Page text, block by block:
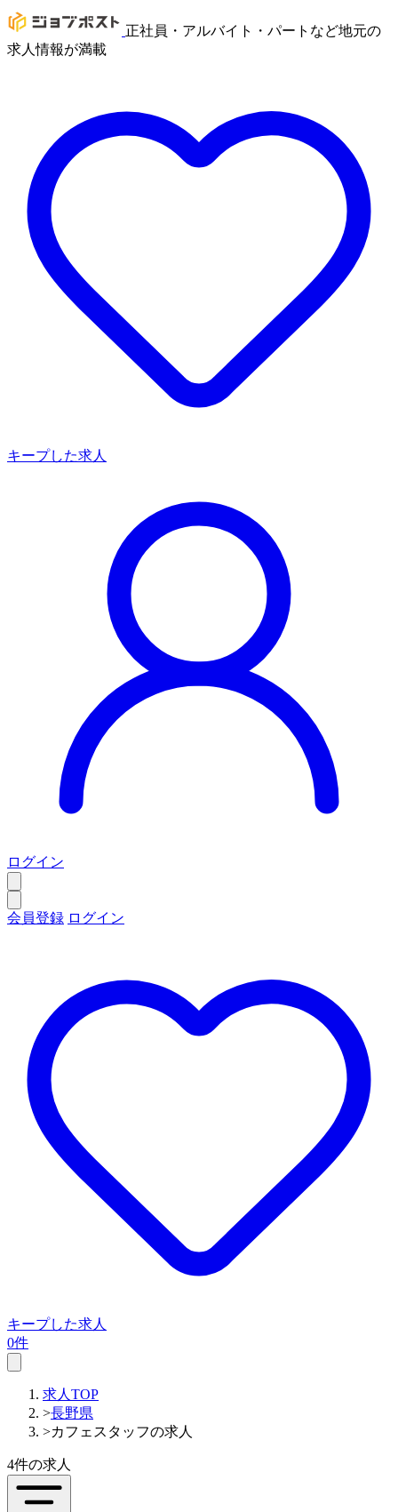
正社員・アルバイト・パートなど地元の
求人情報が満載
キープした求人
ログイン
会員登録 ログイン
キープした求人
0件
求人TOP
>長野県
>カフェスタッフの求人
4件の求人